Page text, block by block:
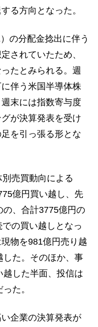
る方向となった。
の分配金捻出に伴う
されていたため、
たとみられる。週
伴う米国半導体株
末には指数寄与度
が決算発表を受け
を引っ張る形とな
売買動向による
億円買い越し、先
、合計3775億円の
の買い越しとなっ
物を981億円売り越
た。そのほか、事
した半面、投信は
た。
企業の決算発表が